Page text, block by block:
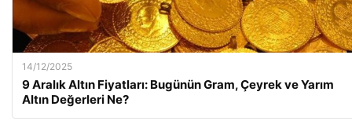
14/12/2025
9 Aralık Altın Fiyatları: Bugünün Gram, Çeyrek ve Yarım
Altın Değerleri Ne?